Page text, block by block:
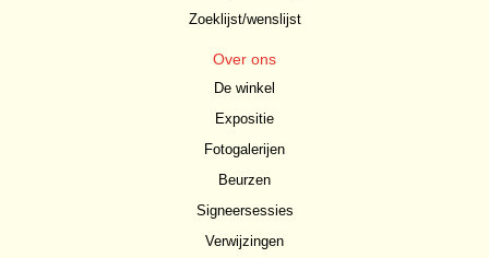
Zoeklijst/wenslijst
Over ons
De winkel
Expositie
Fotogalerijen
Beurzen
Signeersessies
Verwijzingen